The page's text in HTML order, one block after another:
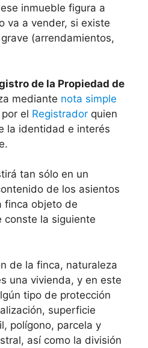
inmueble figura a
va a vender, si existe
(arrendamientos,
de la Propiedad de
mediante nota simple
el Registrador quien
la identidad e interés
tan sólo en un
de los asientos
finca objeto de
conste la siguiente
de la finca, naturaleza
una vivienda, y en este
tipo de protección
superficie
polígono, parcela y
así como la división